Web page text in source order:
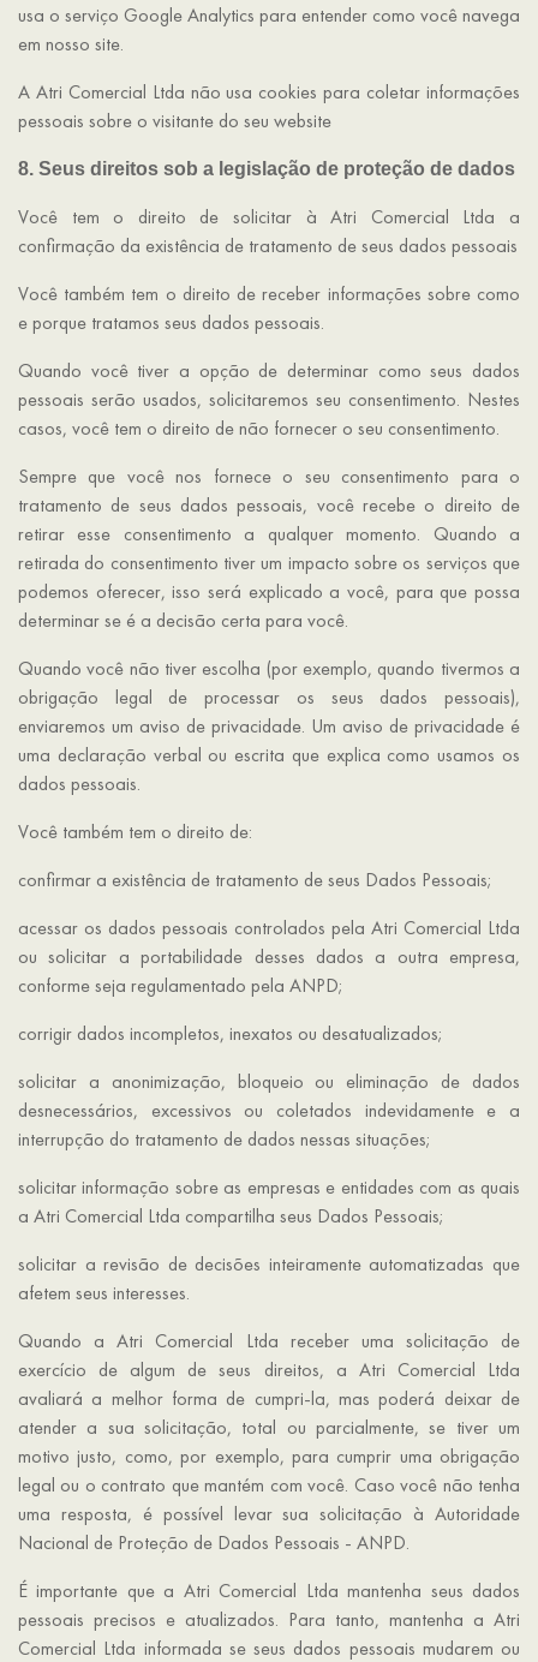
usa o serviço Google Analytics para entender como você navega
em nosso site.
A Atri Comercial Ltda não usa cookies para coletar informações
pessoais sobre o visitante do seu website
8. Seus direitos sob a legislação de proteção de dados
Você tem o direito de solicitar à Atri Comercial Ltda a
confirmação da existência de tratamento de seus dados pessoais
Você também tem o direito de receber informações sobre como
e porque tratamos seus dados pessoais.
Quando você tiver a opção de determinar como seus dados
pessoais serão usados, solicitaremos seu consentimento. Nestes
casos, você tem o direito de não fornecer o seu consentimento.
Sempre que você nos fornece o seu consentimento para o
tratamento de seus dados pessoais, você recebe o direito de
retirar esse consentimento a qualquer momento. Quando a
retirada do consentimento tiver um impacto sobre os serviços que
podemos oferecer, isso será explicado a você, para que possa
determinar se é a decisão certa para você.
Quando você não tiver escolha (por exemplo, quando tivermos a
obrigação legal de processar os seus dados pessoais),
enviaremos um aviso de privacidade. Um aviso de privacidade é
uma declaração verbal ou escrita que explica como usamos os
dados pessoais.
Você também tem o direito de:
confirmar a existência de tratamento de seus Dados Pessoais;
acessar os dados pessoais controlados pela Atri Comercial Ltda
ou solicitar a portabilidade desses dados a outra empresa,
conforme seja regulamentado pela ANPD;
corrigir dados incompletos, inexatos ou desatualizados;
solicitar a anonimização, bloqueio ou eliminação de dados
desnecessários, excessivos ou coletados indevidamente e a
interrupção do tratamento de dados nessas situações;
solicitar informação sobre as empresas e entidades com as quais
a Atri Comercial Ltda compartilha seus Dados Pessoais;
solicitar a revisão de decisões inteiramente automatizadas que
afetem seus interesses.
Quando a Atri Comercial Ltda receber uma solicitação de
exercício de algum de seus direitos, a Atri Comercial Ltda
avaliará a melhor forma de cumpri-la, mas poderá deixar de
atender a sua solicitação, total ou parcialmente, se tiver um
motivo justo, como, por exemplo, para cumprir uma obrigação
legal ou o contrato que mantém com você. Caso você não tenha
uma resposta, é possível levar sua solicitação à Autoridade
Nacional de Proteção de Dados Pessoais - ANPD.
É importante que a Atri Comercial Ltda mantenha seus dados
pessoais precisos e atualizados. Para tanto, mantenha a Atri
Comercial Ltda informada se seus dados pessoais mudarem ou